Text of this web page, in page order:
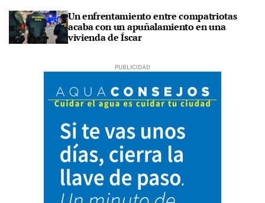
Un enfrentamiento entre compatriotas
acaba con un apuñalamiento en una
vivienda de Íscar